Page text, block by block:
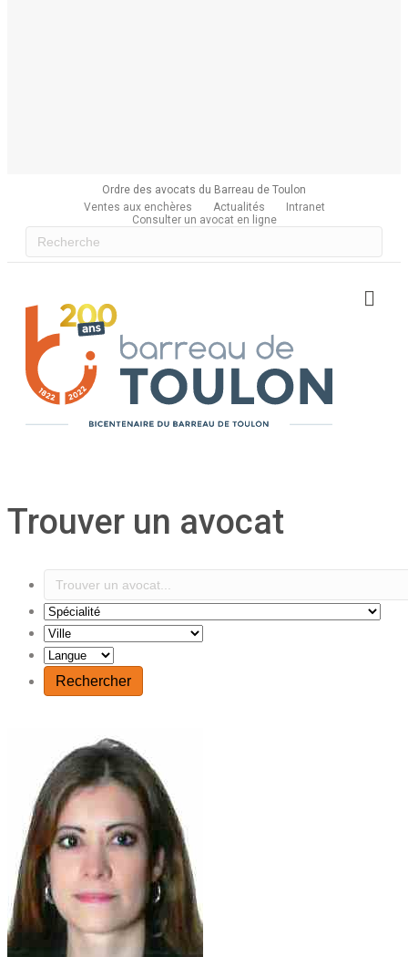
Ordre des avocats du Barreau de Toulon
Ventes aux enchères
Actualités
Intranet
Consulter un avocat en ligne
Trouver un avocat